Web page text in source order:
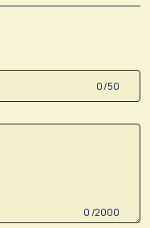
0 /50
0 /2000